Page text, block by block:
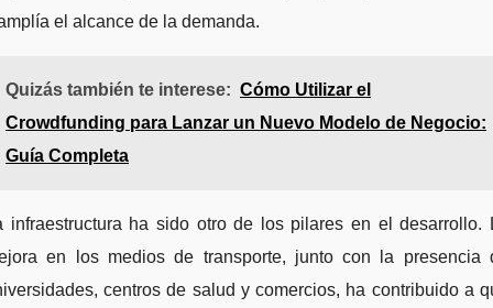
el alcance de la demanda.
Quizás también te interese: Cómo Utilizar el
Crowdfunding para Lanzar un Nuevo Modelo de Negocio:
Guía Completa
infraestructura ha sido otro de los pilares en el desarrollo.
en los medios de transporte, junto con la presencia
centros de salud y comercios, ha contribuido a